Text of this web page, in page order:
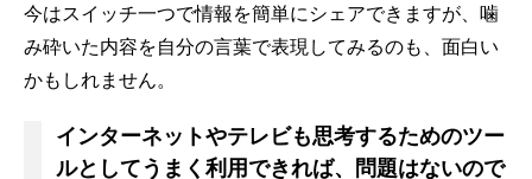
今はスイッチ一つで情報を簡単にシェアできますが、噛
み砕いた内容を自分の言葉で表現してみるのも、面白い
かもしれません。
インターネットやテレビも思考するためのツー
ルとしてうまく利用できれば、問題はないので